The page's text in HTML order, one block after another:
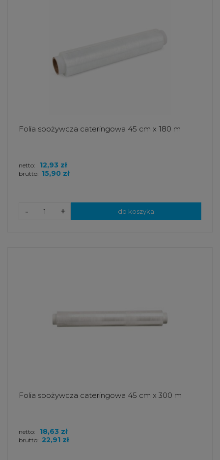
Folia spożywcza cateringowa 45 cm x 180 m
brutto: 15,90 zł
netto: 12,93 zł
+
- do koszyka
Folia spożywcza cateringowa 45 cm x 300 m
brutto: 22,91 zł
netto: 18,63 zł